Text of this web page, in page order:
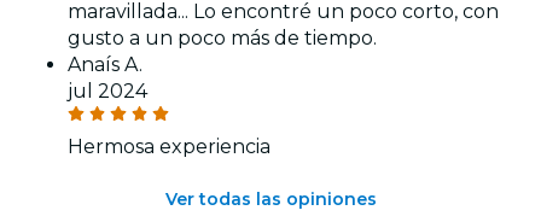
maravillada... Lo encontré un poco corto, con
gusto a un poco más de tiempo.
Anaís A.
jul 2024
Hermosa experiencia
Ver todas las opiniones